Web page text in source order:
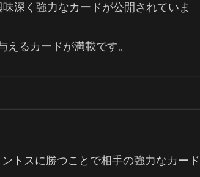
深く強力なカードが公開されていま
るカードが満載です。
トスに勝つことで相手の強力なカード